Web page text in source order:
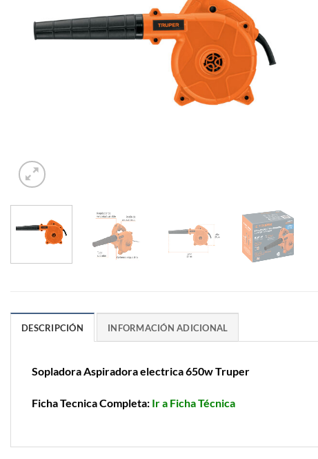
DESCRIPCIÓN INFORMACIÓN ADICIONAL
Sopladora Aspiradora electrica 650w Truper
Ficha Tecnica Completa: Ir a Ficha Técnica